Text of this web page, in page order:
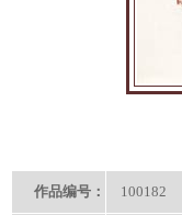
作品编号： 100182